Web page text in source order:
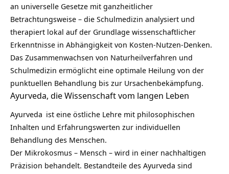
an universelle Gesetze mit ganzheitlicher
Betrachtungsweise – die Schulmedizin analysiert und
therapiert lokal auf der Grundlage wissenschaftlicher
Erkenntnisse in Abhängigkeit von Kosten-Nutzen-Denken.
Das Zusammenwachsen von Naturheilverfahren und
Schulmedizin ermöglicht eine optimale Heilung von der
punktuellen Behandlung bis zur Ursachenbekämpfung.
Ayurveda, die Wissenschaft vom langen Leben
Ayurveda ist eine östliche Lehre mit philosophischen
Inhalten und Erfahrungswerten zur individuellen
Behandlung des Menschen.
Der Mikrokosmus – Mensch – wird in einer nachhaltigen
Präzision behandelt. Bestandteile des Ayurveda sind